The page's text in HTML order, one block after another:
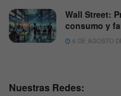
Wall Street:
consumo y
6 DE AGOSTO
Nuestras Redes: